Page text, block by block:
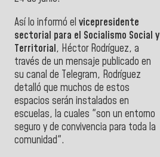
Así lo informó el vicepresidente
sectorial para el Socialismo Social y
Territorial, Héctor Rodríguez, a
través de un mensaje publicado en
su canal de Telegram, Rodríguez
detalló que muchos de estos
espacios serán instalados en
escuelas, la cuales "son un entorno
seguro y de convivencia para toda la
comunidad".